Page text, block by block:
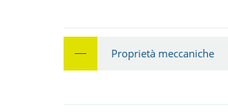
Proprietà meccaniche